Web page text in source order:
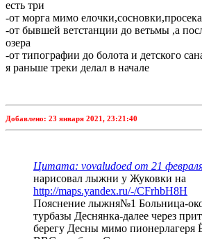
есть три
-от морга мимо
-от бывшей ветстанции до ветьмы ,а
озера
-от типографии до болота и детского
я раньше треки делал в начале
Добавлено: 23 января 2021, 23:21:40
Цитата: vovaludoed от 21
нарисовал лыжни у Жуковки на
http://maps.yandex.ru/-/CFrhbH8H
Пояснение лыжня№1 Больница-
турбазы Деснянка-далее через
берегу Десны мимо пионерлагеря